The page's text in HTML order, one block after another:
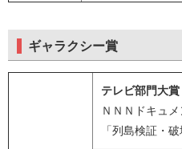
ギャラクシー賞
テレビ部門大賞
ＮＮＮドキュメ
「列島検証・